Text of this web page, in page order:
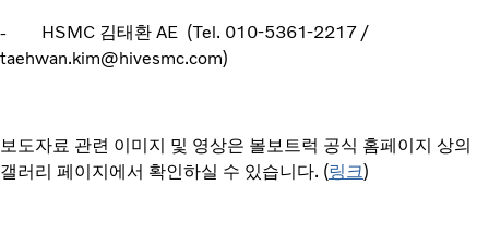
- HSMC 김태환 AE (Tel. 010-5361-2217 /
taehwan.kim@hivesmc.com)
보도자료 관련 이미지 및 영상은 볼보트럭 공식 홈페이지 상의
갤러리 페이지에서 확인하실 수 있습니다. (링크)